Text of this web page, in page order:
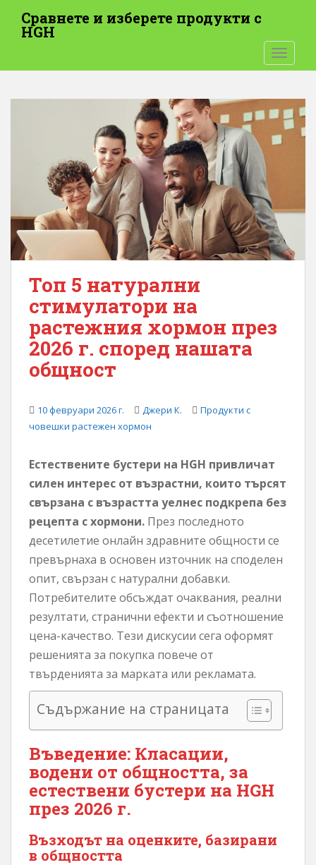
и
Сравнете и изберете продукти с
HGH
Топ 5 натурални
стимулатори на
растежния хормон през
2026 г. според нашата
общност
10 февруари 2026 г. Джери К.
Продукти с
човешки растежен хормон
Естествените бустери на HGH привличат
силен интерес от възрастни, които търсят
свързана с възрастта уелнес подкрепа без
рецепта с хормони. През последното
десетилетие онлайн здравните общности се
превърнаха в основен източник на споделен
опит, свързан с натурални добавки.
Потребителите обсъждат очаквания, реални
резултати, странични ефекти и съотношение
цена-качество. Тези дискусии сега оформят
решенията за покупка повече от
твърденията за марката или рекламата.
Съдържание на страницата
Въведение: Класации,
водени от общността, за
естествени бустери на HGH
през 2026 г.
Възходът на оценките, базирани
в общността